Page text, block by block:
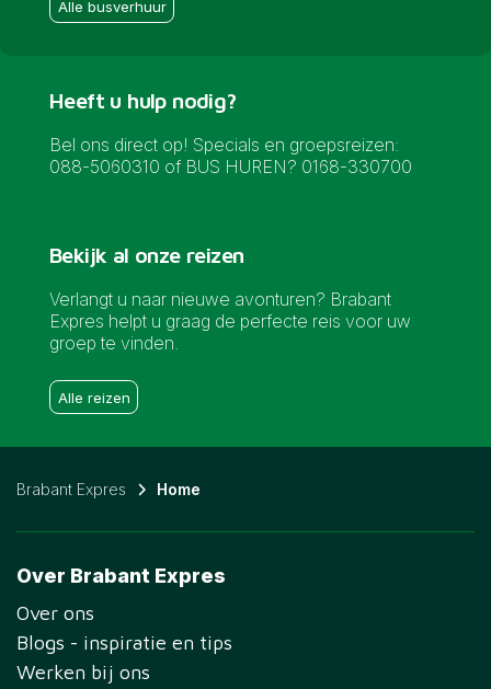
Alle busverhuur
Heeft u hulp nodig?
Bel ons direct op! Specials en groepsreizen:
088-5060310 of BUS HUREN? 0168-330700
Bekijk al onze reizen
Verlangt u naar nieuwe avonturen? Brabant
Expres helpt u graag de perfecte reis voor uw
groep te vinden.
Alle reizen
Brabant Expres Home
Over Brabant Expres
Over ons
Blogs - inspiratie en tips
Werken bij ons